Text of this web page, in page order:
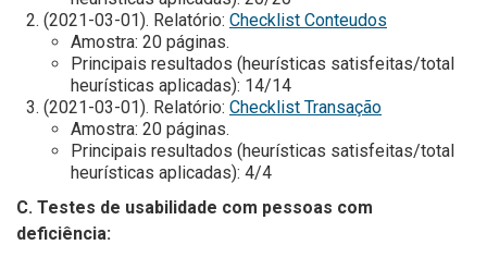
(2021-03-01). Relatório: Checklist Conteudos
Amostra: 20 páginas.
Principais resultados (heurísticas satisfeitas/total
heurísticas aplicadas): 14/14
(2021-03-01). Relatório: Checklist Transação
Amostra: 20 páginas.
Principais resultados (heurísticas satisfeitas/total
heurísticas aplicadas): 4/4
C. Testes de usabilidade com pessoas com
deficiência: